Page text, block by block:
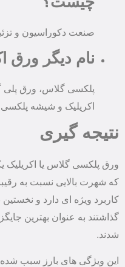
صنعت دکوراسیون و
نام دیگر ورق
پلکسی گلاس، ورق
اکریلیک و شیشه
نتیجه گیری
ورق پلکسی گلاس یا اکریلیک
که شهرت بالایی نسبت به
کاربرد ویژه ای دارد و نخستین
گذاشتند به عنوان بهترین
شدند.
این ویژگی های بارز سبب شده